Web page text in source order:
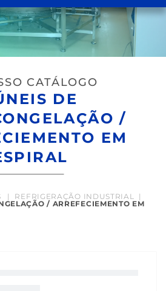
FECHAR
CATÁLOGO
DE
/
EM
| REFRIGERAÇÃO INDUSTRIAL |
/ ARREFECIEMENTO EM